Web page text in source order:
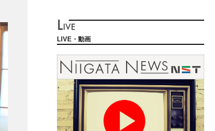
LIVE・動画